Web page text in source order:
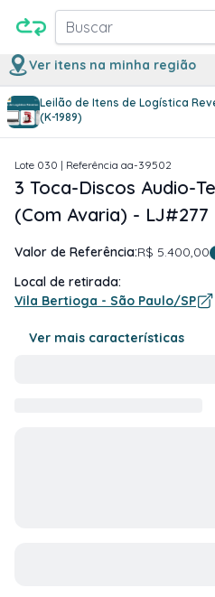
Buscar
Ver itens na minha região
Leilão de Itens de Logística
(K-1989)
1/3
Lote 030 | Referência aa-39502
3 Toca-Discos Audio-
(Com Avaria) - LJ#277
Valor de Referência:R$ 5.400,00
Local de retirada:
Vila Bertioga - São Paulo/SP
Ver mais características